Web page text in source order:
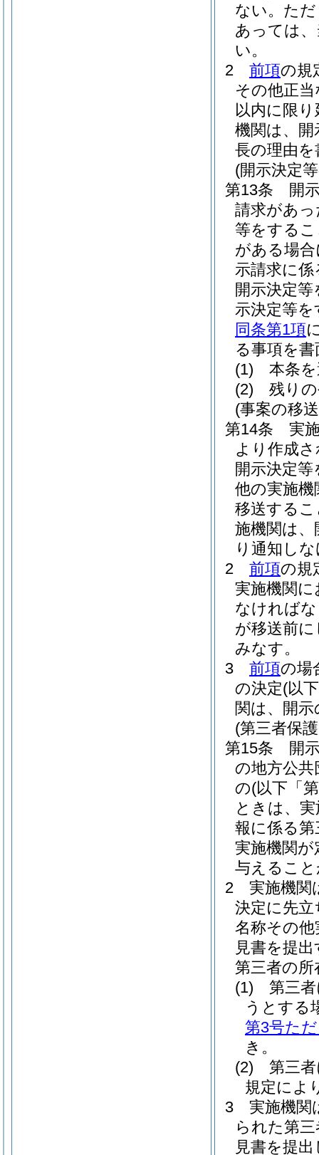
ない。 た
あっては
い。
2
前項の規
その他正
以内に限
機関は、
長の理由
(開示決定
第13条
開
請求があ
等をする
がある場
示請求に
開示決定
示決定等
同条第1項
る事項を
(1)
本条
(2)
残り
(事案の移
第14条
実
より作成
開示決定
他の実施
移送する
施機関は
り通知し
2
前項の規
実施機関
なければ
が移送前
みなす。
3
前項の場
の決定(以
関は、開
(第三者保
第15条
開
の地方公共
の(以下「
ときは、
報に係る
実施機関
与えるこ
2
実施機関
決定に先
名称その
見書を提
第三者の
(1)
第三
うとする
第3号た
き。
(2)
第三
規定によ
3
実施機関
られた第
見書を提